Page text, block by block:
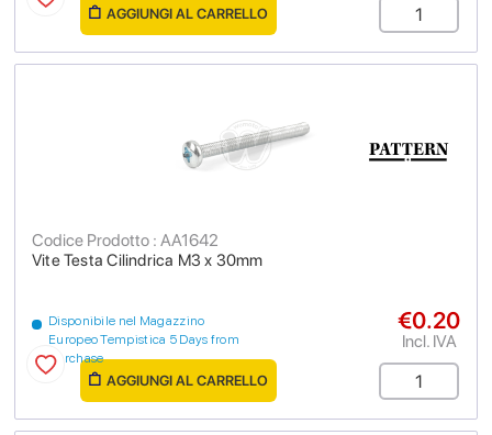
AGGIUNGI AL CARRELLO
Vite Testa Cilindrica M3 x 30mm
Codice Prodotto : AA1642
Disponibile nel Magazzino
Europeo Tempistica 5 Days from
purchase
€0.20
Incl. IVA
AGGIUNGI AL CARRELLO